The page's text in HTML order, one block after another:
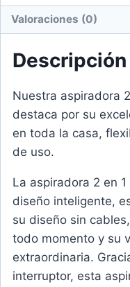
Valoraciones (0)
Descripción
Nuestra aspiradora
destaca por su
en toda la casa,
de uso.
La aspiradora 2 en
diseño inteligente,
su diseño sin
todo momento y su
extraordinaria.
interruptor, esta